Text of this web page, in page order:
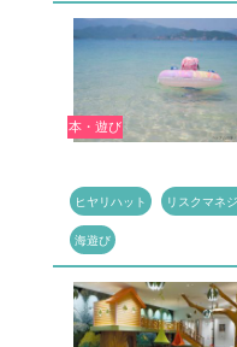
本・遊び
ヒヤリハット リスクマネ
海遊び